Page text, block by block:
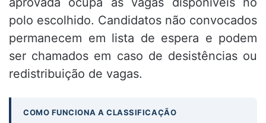
polo escolhido. Candidatos não convocados
permanecem em lista de espera e podem
ser chamados em caso de desistências ou
redistribuição de vagas.
COMO FUNCIONA A CLASSIFICAÇÃO